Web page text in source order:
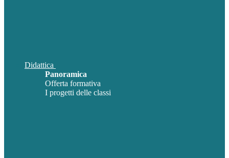
Didattica
Panoramica
Offerta formativa
I progetti delle classi